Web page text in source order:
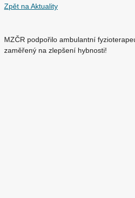
Zpět na Aktuality
MZČR podpořilo ambulantní
zaměřený na zlepšení hybnosti!